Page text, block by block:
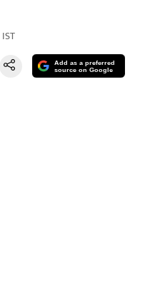
IST
Add as a preferred
source on Google